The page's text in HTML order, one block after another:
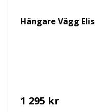
Hängare Vägg Elis
1 295 kr